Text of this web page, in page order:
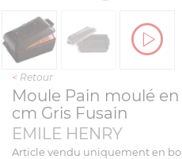
< Retour
Moule Pain moulé
cm Gris Fusain
EMILE HENRY
Article vendu uniquement en